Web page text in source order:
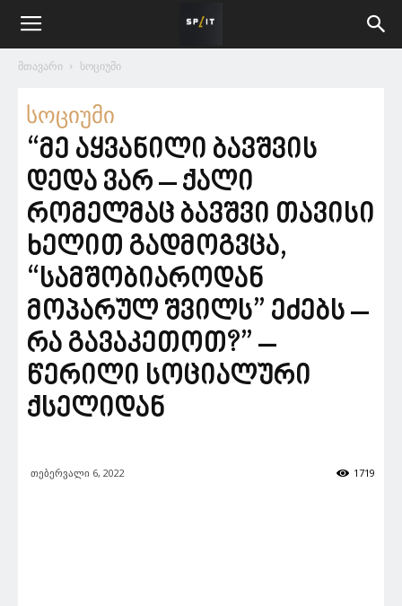
მთავარი სოციუმი
სოციუმი
“მე აყვანილი ბავშვის
დედა ვარ – ქალი
რომელმაც ბავშვი თავისი
ხელით გადმოგვცა,
“სამშობიაროდან
მოპარულ შვილს” ეძებს –
რა გავაკეთოთ?” –
წერილი სოციალური
ქსელიდან
თებერვალი 6, 2022 1719